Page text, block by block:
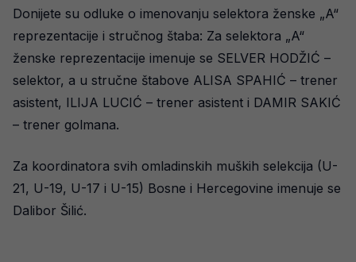
Donijete su odluke o imenovanju selektora ženske „A“
reprezentacije i stručnog štaba: Za selektora „A“
ženske reprezentacije imenuje se SELVER HODŽIĆ –
selektor, a u stručne štabove ALISA SPAHIĆ – trener
asistent, ILIJA LUCIĆ – trener asistent i DAMIR SAKIĆ
– trener golmana.
Za koordinatora svih omladinskih muških selekcija (U-
21, U-19, U-17 i U-15) Bosne i Hercegovine imenuje se
Dalibor Šilić.